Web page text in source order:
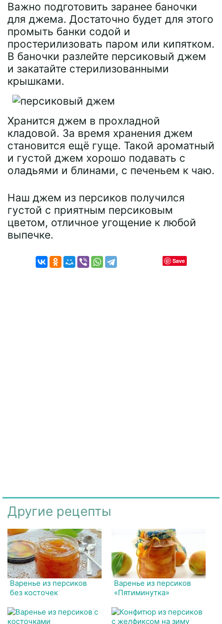
Важно подготовить заранее баночки
для джема. Достаточно будет для этого
промыть банки содой и
простерилизовать паром или кипятком.
В баночки разлейте персиковый джем
и закатайте стерилизованными
крышками.
Хранится джем в прохладной
кладовой. За время хранения джем
становится ещё гуще. Такой ароматный
и густой джем хорошо подавать с
оладьями и блинами, с печеньем к чаю.
Наш джем из персиков получился
густой с приятным персиковым
цветом, отличное угощение к любой
выпечке.
Save
Другие рецепты
Варенье из персиков
без косточек
Варенье из персиков
«Пятиминутка»